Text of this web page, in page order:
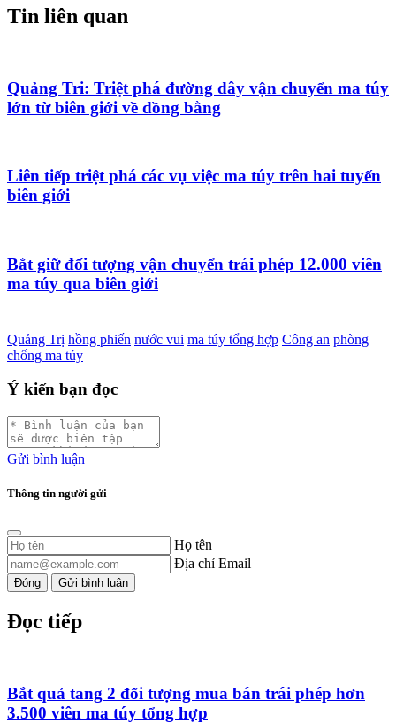
Tin liên quan
Quảng Tri: Triệt phá đường dây vận chuyển ma túy
lớn từ biên giới về đồng bằng
Liên tiếp triệt phá các vụ việc ma túy trên hai tuyến
biên giới
Bắt giữ đối tượng vận chuyển trái phép 12.000 viên
ma túy qua biên giới
Quảng Trị hồng phiến nước vui ma túy tổng hợp Công an phòng
chống ma túy
Ý kiến bạn đọc
Gửi bình luận
Thông tin người gửi
Họ tên
Địa chỉ Email
Đóng Gửi bình luận
Đọc tiếp
Bắt quả tang 2 đối tượng mua bán trái phép hơn
3.500 viên ma túy tổng hợp